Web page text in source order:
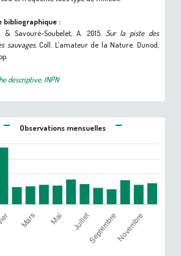
bibliographique :
& Savouré-Soubelet, A. 2015. Sur la piste des
sauvages. Coll. L’amateur de la Nature. Dunod,
descriptive, INPN
Observations mensuelles